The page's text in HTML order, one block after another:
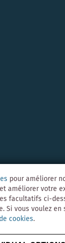
Agentur Y1 Digital AG
pour améliorer
améliorer votre
facultatifs ci-
Si vous voulez en
cookies.